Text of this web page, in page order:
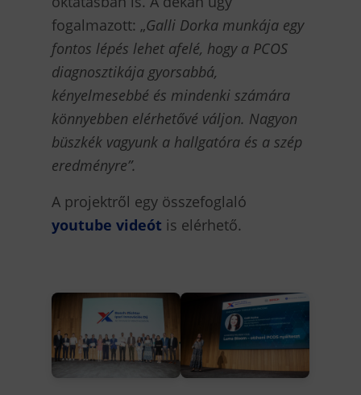
fogalmazott: „Galli Dorka munkája egy
fontos lépés lehet afelé, hogy a PCOS
diagnosztikája gyorsabbá,
kényelmesebbé és mindenki számára
könnyebben elérhetővé váljon. Nagyon
büszkék vagyunk a hallgatóra és a szép
eredményre”.
A projektről egy összefoglaló
youtube videót is elérhető.